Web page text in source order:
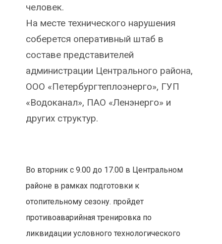
человек.
На месте технического нарушения
соберется оперативный штаб в
составе представителей
администрации Центрального района,
ООО «Петербургтеплоэнерго», ГУП
«Водоканал», ПАО «Ленэнерго» и
других структур.
Во вторник с 9.00 до 17.00 в Центральном
районе в рамках подготовки к
отопительному сезону. пройдет
противоаварийная тренировка по
ликвидации условного технологического